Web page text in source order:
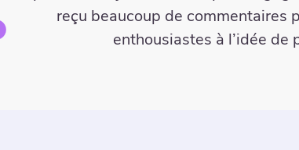
ont su alimenter bien des
mes élèves et de leur parler de